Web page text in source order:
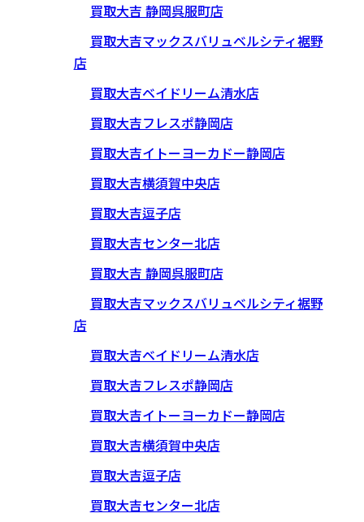
買取大吉 静岡呉服町店
買取大吉マックスバリュベルシティ裾野
店
買取大吉ベイドリーム清水店
買取大吉フレスポ静岡店
買取大吉イトーヨーカドー静岡店
買取大吉横須賀中央店
買取大吉逗子店
買取大吉センター北店
買取大吉 静岡呉服町店
買取大吉マックスバリュベルシティ裾野
店
買取大吉ベイドリーム清水店
買取大吉フレスポ静岡店
買取大吉イトーヨーカドー静岡店
買取大吉横須賀中央店
買取大吉逗子店
買取大吉センター北店